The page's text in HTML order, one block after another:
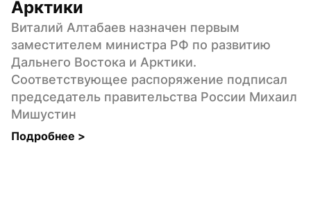
Арктики
Виталий Алтабаев назначен первым
заместителем министра РФ по развитию
Дальнего Востока и Арктики.
Соответствующее распоряжение подписал
председатель правительства России Михаил
Мишустин
Подробнее >